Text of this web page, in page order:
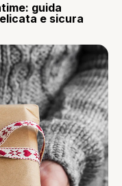
guida
e sicura